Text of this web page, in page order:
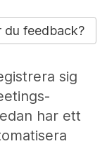
du feedback?
sig
har ett